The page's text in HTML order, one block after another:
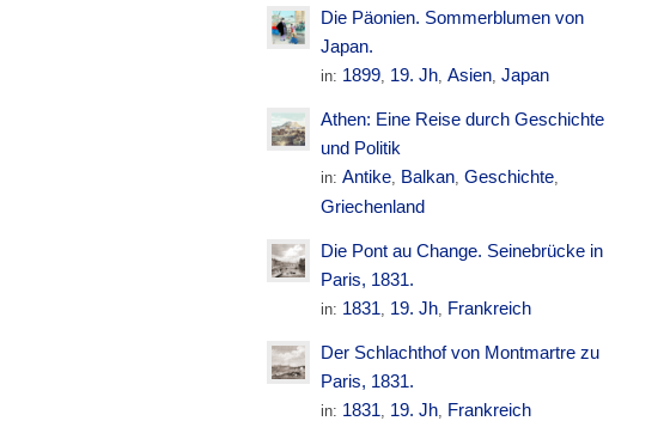
Die Päonien. Sommerblumen von
Japan.
in: 1899, 19. Jh,Asien,Japan
Athen: Eine Reise durch Geschichte
und Politik
in:Antike, Balkan,Geschichte,
Griechenland
Die Pont au Change. Seinebrücke in
Paris, 1831.
in: 1831, 19. Jh, Frankreich
Der Schlachthof von Montmartre zu
Paris, 1831.
in: 1831, 19. Jh, Frankreich